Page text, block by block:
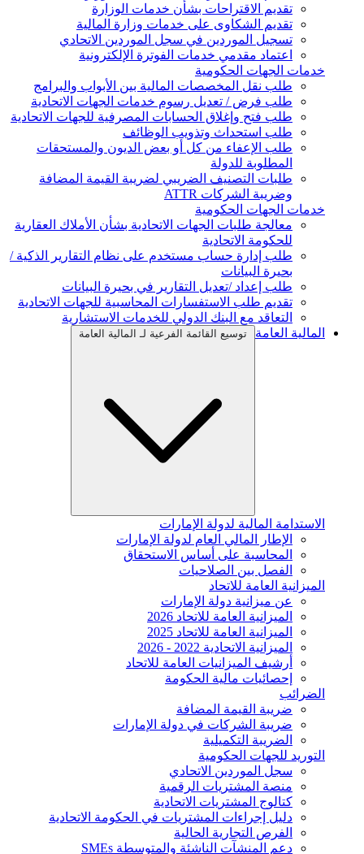
تقديم الاقتراحات بشأن خدمات الوزارة
تقديم الشكاوى على خدمات وزارة المالية
تسجيل الموردين في سجل الموردين الاتحادي
اعتماد مقدمي خدمات الفوترة الإلكترونية
خدمات الجهات الحكومية
طلب نقل المخصصات المالية بين الأبواب والبرامج
طلب فرض / تعديل رسوم خدمات الجهات الاتحادية
طلب فتح وإغلاق الحسابات المصرفية للجهات الاتحادية
طلب استحداث وتذويب الوظائف
طلب الإعفاء من كل أو بعض الديون والمستحقات
المطلوبة للدولة
طلبات التصنيف الضريبي لضريبة القيمة المضافة
وضريبة الشركات ATTR
خدمات الجهات الحكومية
معالجة طلبات الجهات الاتحادية بشأن الأملاك العقارية
للحكومة الاتحادية
طلب إدارة حساب مستخدم على نظام التقارير الذكية /
بحيرة البيانات
طلب إعداد /تعديل التقارير في بحيرة البيانات
تقديم طلب الاستفسارات المحاسبية للجهات الاتحادية
التعاقد مع البنك الدولي للخدمات الاستشارية
المالية العامة
توسيع القائمة الفرعية لـ المالية العامة
الاستدامة المالية لدولة الإمارات
الإطار المالي العام لدولة الإمارات
المحاسبة على أساس الاستحقاق
الفصل بين الصلاحيات
الميزانية العامة للاتحاد
عن ميزانية دولة الإمارات
الميزانية العامة للاتحاد 2026
الميزانية العامة للاتحاد 2025
الميزانية الاتحادية 2022 - 2026
أرشيف الميزانيات العامة للاتحاد
إحصائيات مالية الحكومة
الضرائب
ضريبة القيمة المضافة
ضريبة الشركات في دولة الإمارات
الضريبة التكميلية
التوريد للجهات الحكومية
سجل الموردين الاتحادي
منصة المشتريات الرقمية
كتالوج المشتريات الاتحادية
دليل إجراءات المشتريات في الحكومة الاتحادية
الفرص التجارية الحالية
دعم المنشآت الناشئة والمتوسطة SMEs